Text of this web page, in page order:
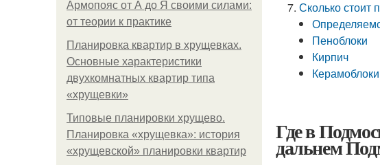
Армопояс от А до Я своими силами:
от теории к практике
Планировка квартир в хрущевках.
Основные характеристики
двухкомнатных квартир типа
«хрущевки»
Типовые планировки хрущево.
Планировка «хрущевка»: история
«хрущевской» планировки квартир
Сколько стоит
Пеноблоки
Кирпич
Керамоблоки
Где в
дальнем